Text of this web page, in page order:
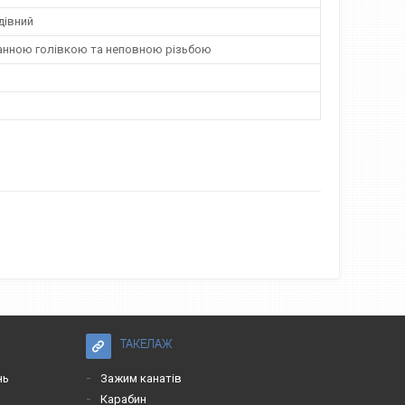
голівкою та неповною різьбою
ТАКЕЛАЖ
Зажим канатів
Карабин